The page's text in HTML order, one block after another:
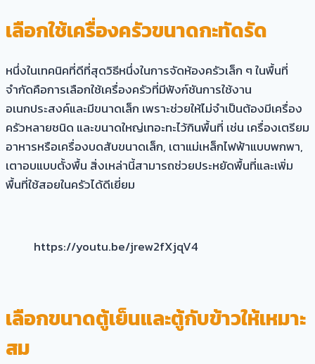
เลือกใช้เครื่องครัวขนาดกะทัดรัด
หนึ่งในเทคนิคที่ดีที่สุดวิธีหนึ่งในการจัดห้องครัวเล็ก ๆ ในพื้นที่
จำกัดคือการเลือกใช้เครื่องครัวที่มีฟังก์ชันการใช้งาน
อเนกประสงค์และมีขนาดเล็ก เพราะช่วยให้ไม่จำเป็นต้องมีเครื่อง
ครัวหลายชนิด และขนาดใหญ่เทอะทะไว้กินพื้นที่ เช่น เครื่องเตรียม
อาหารหรือเครื่องบดสับขนาดเล็ก, เตาแม่เหล็กไฟฟ้าแบบพกพา,
เตาอบแบบตั้งพื้น สิ่งเหล่านี้สามารถช่วยประหยัดพื้นที่และเพิ่ม
พื้นที่ใช้สอยในครัวได้ดีเยี่ยม
https://youtu.be/jrew2fXjqV4
เลือกขนาดตู้เย็นและตู้กับข้าวให้เหมาะ
สม